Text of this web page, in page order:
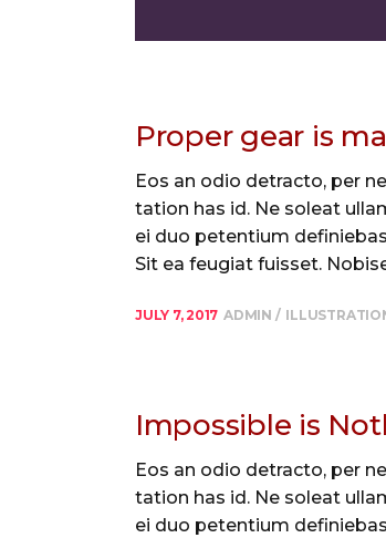
Proper gear is
Eos an odio detracto, per
tation has id. Ne soleat
ei duo petentium
Sit ea feugiat fuisset.
JULY 7, 2017 ADMIN
Impossible is
Eos an odio detracto, per
tation has id. Ne soleat
ei duo petentium